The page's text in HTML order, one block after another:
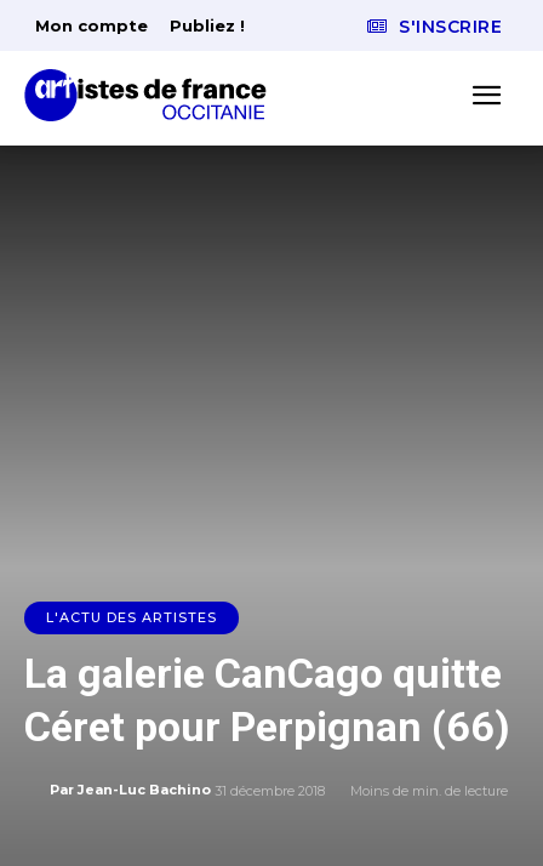
Mon compte Publiez ! S'INSCRIRE
L'ACTU DES ARTISTES
La galerie CanCago quitte
Céret pour Perpignan (66)
Par Jean-Luc Bachino 31 décembre 2018 Moins de min. de lecture